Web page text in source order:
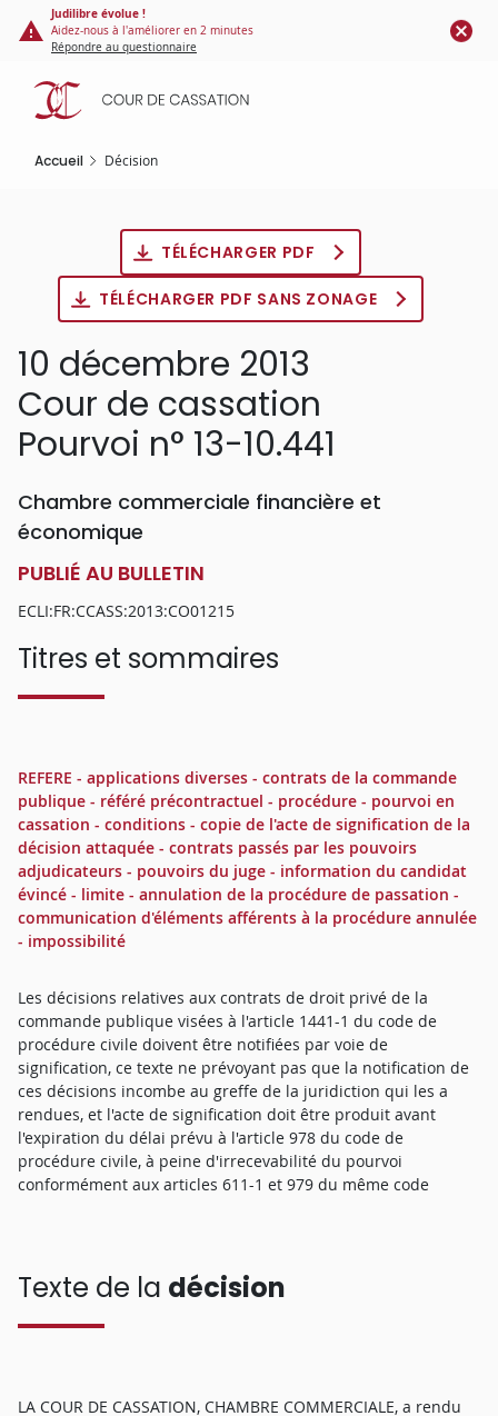
Panneau de gestion des cookies
contenu
principal
Judilibre évolue !
Aidez-nous à l'améliorer en 2 minutes
Répondre au questionnaire
Accueil Décision
TÉLÉCHARGER PDF
TÉLÉCHARGER PDF SANS ZONAGE
10 décembre 2013
Cour de cassation
Pourvoi n° 13-10.441
Chambre commerciale financière et
économique
PUBLIÉ AU BULLETIN
ECLI:FR:CCASS:2013:CO01215
Titres et sommaires
REFERE - applications diverses - contrats de la commande
publique - référé précontractuel - procédure - pourvoi en
cassation - conditions - copie de l'acte de signification de la
décision attaquée - contrats passés par les pouvoirs
adjudicateurs - pouvoirs du juge - information du candidat
évincé - limite - annulation de la procédure de passation -
communication d'éléments afférents à la procédure annulée
- impossibilité
Les décisions relatives aux contrats de droit privé de la
commande publique visées à l'article 1441-1 du code de
procédure civile doivent être notifiées par voie de
signification, ce texte ne prévoyant pas que la notification de
ces décisions incombe au greffe de la juridiction qui les a
rendues, et l'acte de signification doit être produit avant
l'expiration du délai prévu à l'article 978 du code de
procédure civile, à peine d'irrecevabilité du pourvoi
conformément aux articles 611-1 et 979 du même code
Texte de la décision
LA COUR DE CASSATION, CHAMBRE COMMERCIALE, a rendu